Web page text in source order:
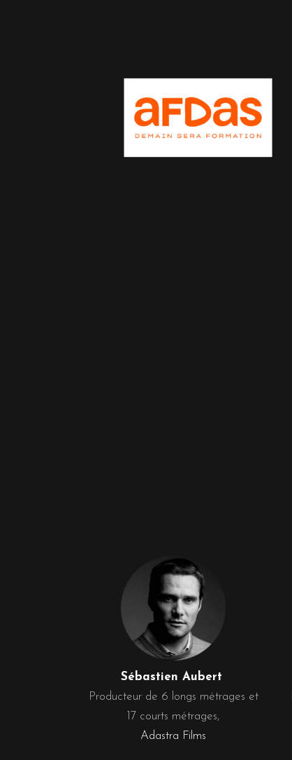
Sébastien Aubert
Producteur de 6 longs métrages et
17 courts métrages,
Adastra Films